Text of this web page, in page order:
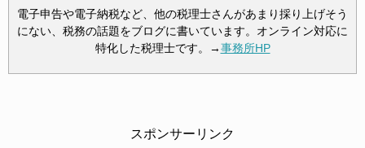
電子申告や電子納税など、他の税理士さんがあまり採り上げそう
にない、税務の話題をブログに書いています。オンライン対応に
特化した税理士です。→事務所HP
スポンサーリンク